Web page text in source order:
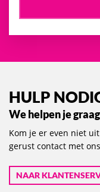
HULP
We helpen je
Kom je er even niet
gerust contact met
NAAR